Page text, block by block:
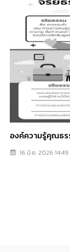
องค์ความรู้คุณธร
16 มิ.ย. 2026 14:49